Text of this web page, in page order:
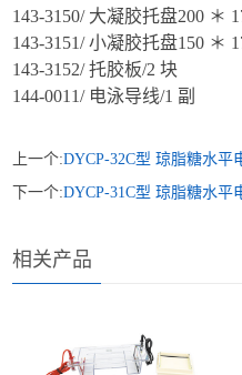
143-3150/ 大凝胶托盘200 ＊
143-3151/ 小凝胶托盘150 ＊
143-3152/ 托胶板/2 块
144-0011/ 电泳导线/1 副
上一个:DYCP-32C型 琼脂糖水平
下一个:DYCP-31C型 琼脂糖水平
相关产品